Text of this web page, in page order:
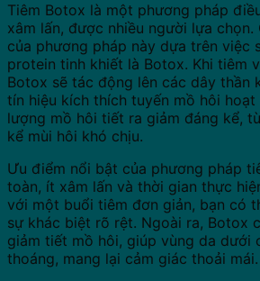
Tiêm Botox là một phương pháp
xâm lấn, được nhiều người lựa
của phương pháp này dựa trên việc
protein tinh khiết là Botox. Khi tiêm
Botox sẽ tác động lên các dây thần
tín hiệu kích thích tuyến mồ hôi hoạt
lượng mồ hôi tiết ra giảm đáng kể,
kể mùi hôi khó chịu.
Ưu điểm nổi bật của phương pháp
toàn, ít xâm lấn và thời gian thực
với một buổi tiêm đơn giản, bạn có
sự khác biệt rõ rệt. Ngoài ra, Botox
giảm tiết mồ hôi, giúp vùng da dưới
thoáng, mang lại cảm giác thoải mái.